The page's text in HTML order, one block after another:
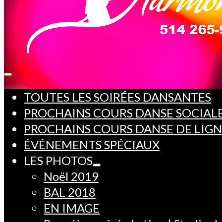
TOUTES LES SOIRÉES DANSANTES
PROCHAINS COURS DANSE
PROCHAINS COURS DANSE DE
ÉVÉNEMENTS SPÉCIAUX
LES PHOTOS
Noël 2019
BAL 2018
EN IMAGE